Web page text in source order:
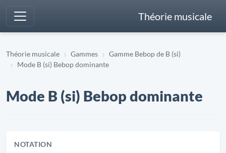
Théorie musicale
Théorie musicale Gammes
Gamme Bebop de B (si)
Mode B (si) Bebop dominante
Mode B (si) Bebop dominante
NOTATION